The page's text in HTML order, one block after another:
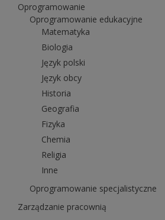
Oprogramowanie
Oprogramowanie edukacyjne
Matematyka
Biologia
Język polski
Język obcy
Historia
Geografia
Fizyka
Chemia
Religia
Inne
Oprogramowanie specjalistyczne
Zarządzanie pracownią